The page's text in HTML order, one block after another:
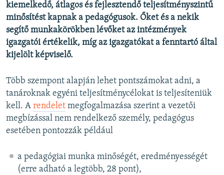
Valamennyi RFE/RL weboldal
kiemelkedő, átlagos és fejlesztendő teljesítményszintű
minősítést kapnak a pedagógusok. Őket és a nekik
segítő munkakörökben lévőket az intézmények
igazgatói értékelik, míg az igazgatókat a fenntartó által
kijelölt képviselő.
Több szempont alapján lehet pontszámokat adni, a
tanároknak egyéni teljesítménycélokat is teljesíteniük
kell. A rendelet megfogalmazása szerint a vezetői
megbízással nem rendelkező személy, pedagógus
esetében pontozzák például
a pedagógiai munka minőségét, eredményességét
(erre adható a legtöbb, 28 pont),